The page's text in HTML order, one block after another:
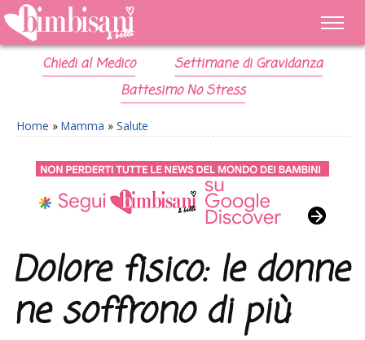
Chiedi al Medico
Settimane di Gravidanza
Battesimo No Stress
Home » Mamma » Salute
Dolore fisico: le donne
ne soffrono di più